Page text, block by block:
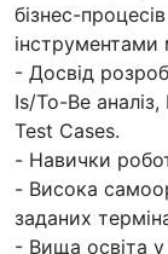
бізнес-
інструментами
- Досвід
Is/To-Be
Test Cases.
- Навички
- Висока
заданих
- Вища освіта у